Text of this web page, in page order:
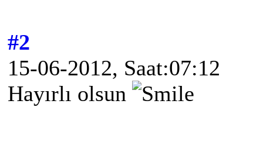
#2
15-06-2012, Saat:07:12
Hayırlı olsun